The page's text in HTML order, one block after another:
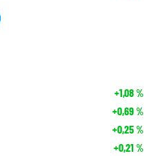
+1,08%
+0,69%
+0,25%
+0,21 %